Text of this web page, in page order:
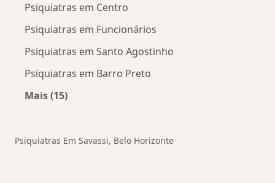
Psiquiatras em Centro
Psiquiatras em Funcionários
Psiquiatras em Santo Agostinho
Psiquiatras em Barro Preto
Mais (15)
Psiquiatras Em Savassi, Belo Horizonte